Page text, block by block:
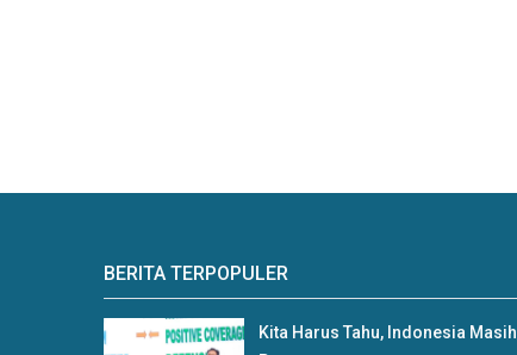
BERITA TERPOPULER
Kita Harus Tahu, Indonesia Masih